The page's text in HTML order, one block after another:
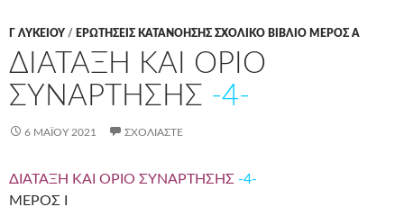
Γ ΛΥΚΕΊΟΥ / ΕΡΩΤΗΣΕΙΣ ΚΑΤΑΝΟΗΣΗΣ ΣΧΟΛΙΚΟ ΒΙΒΛΙΟ ΜΕΡΟΣ Α
ΔΙΑΤΑΞΗ ΚΑΙ ΟΡΙΟ
ΣΥΝΑΡΤΗΣΗΣ -4-
6 ΜΑΪ́ΟΥ 2021 ΣΧΟΛΙΆΣΤΕ
ΔΙΑΤΑΞΗ ΚΑΙ ΟΡΙΟ ΣΥΝΑΡΤΗΣΗΣ -4-
ΜΕΡΟΣ I